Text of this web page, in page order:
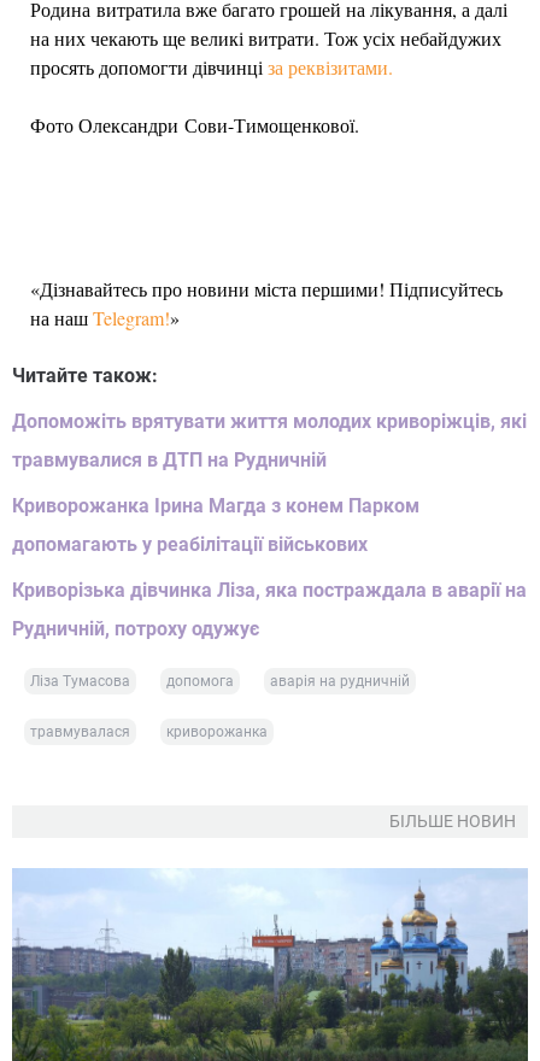
Родина витратила вже багато грошей на лікування, а далі
на них чекають ще великі витрати. Тож усіх небайдужих
просять допомогти дівчинці за реквізитами.
Фото Олександри Сови-Тимощенкової.
«Дізнавайтесь про новини міста першими! Підписуйтесь
на нашTelegram!»
Читайте також:
Допоможіть врятувати життя молодих криворіжців, які
травмувалися в ДТП на Рудничній
Криворожанка Ірина Магда з конем Парком
допомагають у реабілітації військових
Криворізька дівчинка Ліза, яка постраждала в аварії на
Рудничній, потроху одужує
Ліза Тумасова допомога аварія на рудничній
травмувалася криворожанка
БІЛЬШЕ НОВИН